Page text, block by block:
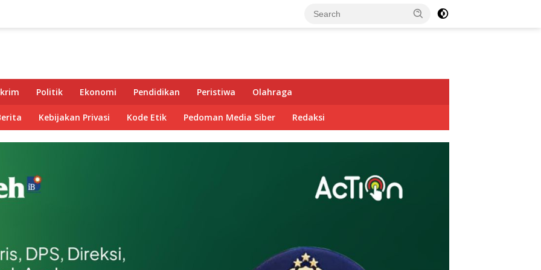
Politik Ekonomi Pendidikan Peristiwa Olahraga
Kebijakan Privasi Kode Etik Pedoman Media Siber Redaksi